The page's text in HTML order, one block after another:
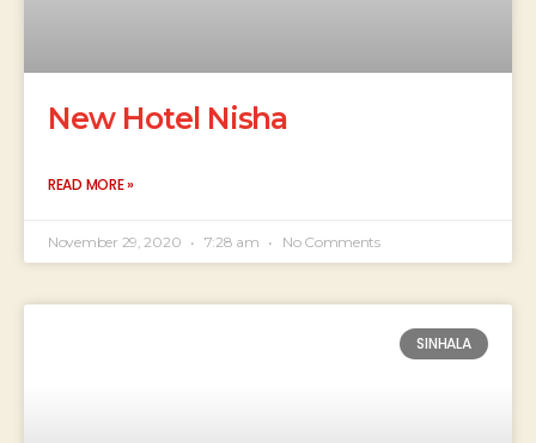
New Hotel Nisha
READ MORE »
November 29, 2020 7:28 am No Comments
SINHALA